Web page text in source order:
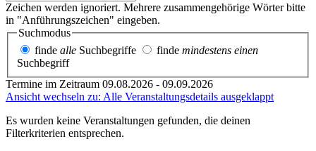
Zeichen werden ignoriert. Mehrere zusammengehörige Wörter bitte
in "Anführungszeichen" eingeben.
Suchmodus
finde alle Suchbegriffe finde mindestens einen
Suchbegriff
Termine im Zeitraum 09.08.2026 - 09.09.2026
Ansicht wechseln zu: Alle Veranstaltungsdetails ausgeklappt
Es wurden keine Veranstaltungen gefunden, die deinen
Filterkriterien entsprechen.